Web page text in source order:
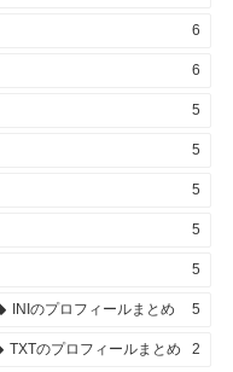
6
6
5
5
5
5
5
INIのプロフィールまとめ 5
TXTのプロフィールまとめ 2